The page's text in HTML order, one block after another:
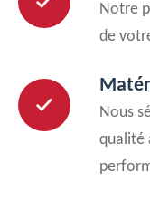
Notre
de
Nous
qualité